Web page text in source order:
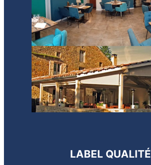
LABEL QUALITÉ